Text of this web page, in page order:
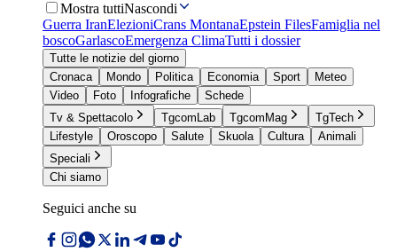
Mostra tuttiNascondi
Guerra IranElezioniCrans MontanaEpstein FilesFamiglia nel
boscoGarlascoEmergenza ClimaTutti i dossier
Tutte le notizie del giorno
Cronaca
Mondo Politica Economia Sport
Meteo
Video
Foto Infografiche
Schede
Tv & Spettacolo
TgcomLab TgcomMag
TgTech
Lifestyle
Oroscopo Salute Skuola Cultura
Animali
Speciali
Chi siamo
Seguici anche su